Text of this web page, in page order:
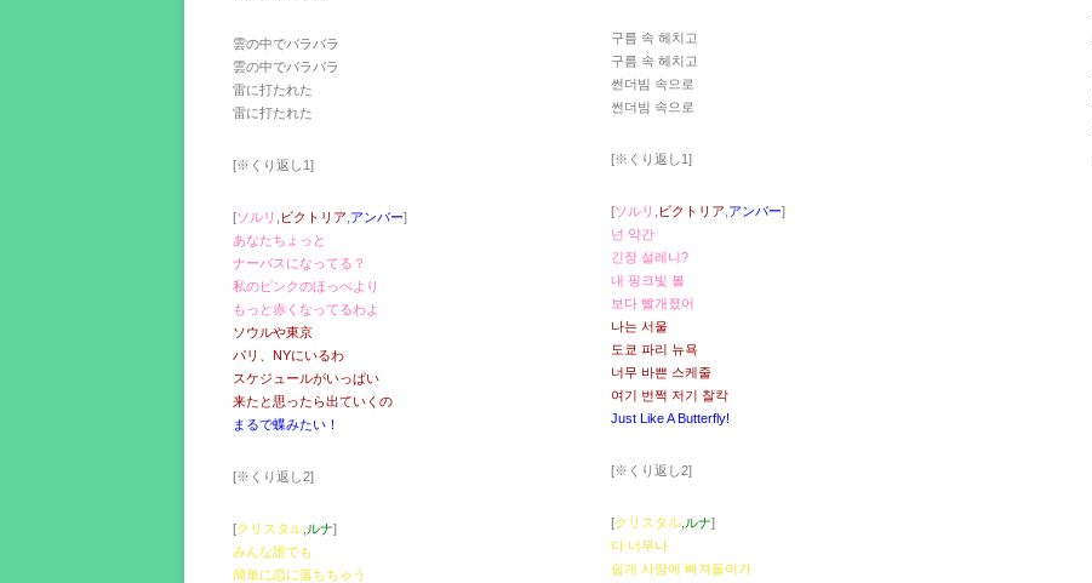
雲の中でバラバラ
雲の中でバラバラ
雷に打たれた
雷に打たれた
[※くり返し1]
[ソルリ ビクトリア アンバー]
あなたちょっと
ナーバスになってる？
私のピンクのほっぺより
もっと赤くなってるわよ
ソウルや東京
パリ、NYにいるわ
スケジュールがいっぱい
来たと思ったら出ていくの
まるで蝶みたい！
[※くり返し2]
[クリスタル ルナ]
みんな誰でも
簡単に恋に落ちちゃう
구름 속 헤치고
구름 속 헤치고
썬더빔 속으로
썬더빔 속으로
[※くり返し1]
[ソルリ ビクトリア アンバー]
넌 약간
긴장 설레니?
내 핑크빛 볼
보다 빨개졌어
나는 서울
도쿄 파리 뉴욕
너무 바쁜 스케줄
여기 번쩍 저기 찰칵
Just Like A Butterfly!
[※くり返し2]
[クリスタル ルナ]
다 너무나
쉽게 사랑에 빠져들어가